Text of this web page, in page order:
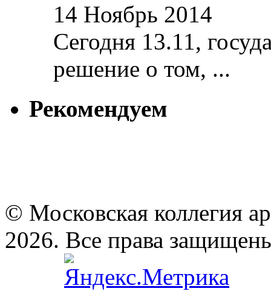
14 Ноябрь 2014
Сегодня 13.11,
решение о том, ...
Рекомендуем
© Московская коллегия
2026. Все права